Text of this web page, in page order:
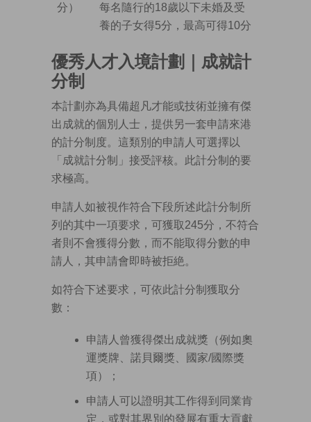
分）
每名隨行的18歲以下未婚及受
養的子女得5分，最高可得10分
優秀人才入境計劃｜成就計
分制
本計劃亦為具備超凡才能或技術並擁有傑
出成就的個別人士，提供另一套申請來港
的計分制度。這類別的申請人可選擇以
「成就計分制」接受評核。此計分制的要
求極高。
申請人如被視作符合下段所述此計分制所
列的其中一項要求，可獲取245分，不符合
者則不會獲得分數，而不能取得分數的申
請人，其申請會即時被拒絶。
如符合下述要求，可依此計分制獲取分
數：
申請人曾獲得傑出成就獎（例如奧
運獎牌、諾貝爾獎、國家/國際獎
項）；
申請人可以證明其工作得到同業肯
定，或對其界別的發展有重大貢獻